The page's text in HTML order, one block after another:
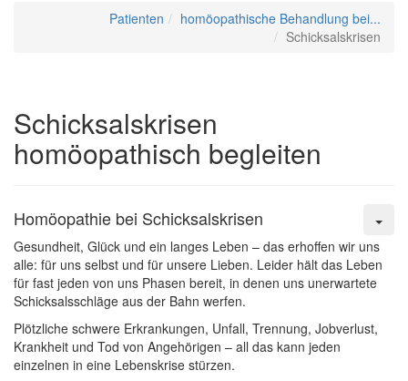
Patienten
homöopathische Behandlung bei...
Schicksalskrisen
Schicksalskrisen
homöopathisch begleiten
Homöopathie bei Schicksalskrisen
Gesundheit, Glück und ein langes Leben – das erhoffen wir uns
alle: für uns selbst und für unsere Lieben. Leider hält das Leben
für fast jeden von uns Phasen bereit, in denen uns unerwartete
Schicksalsschläge aus der Bahn werfen.
Plötzliche schwere Erkrankungen, Unfall, Trennung, Jobverlust,
Krankheit und Tod von Angehörigen – all das kann jeden
einzelnen in eine Lebenskrise stürzen.